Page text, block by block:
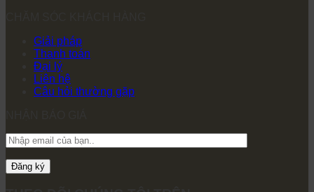
Giải pháp
Thanh toán
Đại lý
Liên hệ
Câu hỏi thường gặp